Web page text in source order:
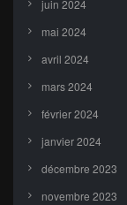
juin 2024
mai 2024
avril 2024
mars 2024
février 2024
janvier 2024
décembre 2023
novembre 2023